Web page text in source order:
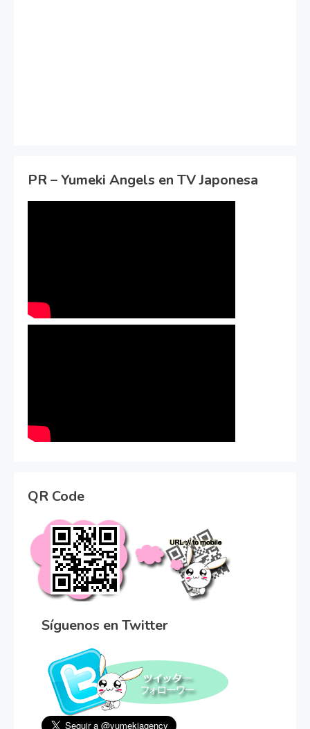
PR – Yumeki Angels en TV Japonesa
QR Code
Síguenos en Twitter